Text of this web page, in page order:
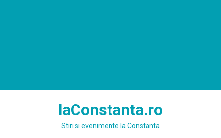
laConstanta.ro
Stiri si evenimente la Constanta